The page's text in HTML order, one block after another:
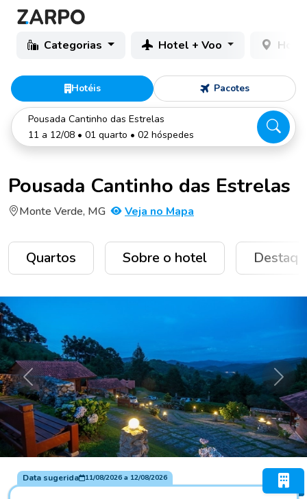
Categorias Hotel + Voo
Hotéis Pacotes
Pousada Cantinho das Estrelas
11 a 12/08 • 01 quarto • 02 hóspedes
Pousada Cantinho das Estrelas
Monte Verde, MG Veja no Mapa
Quartos Sobre o hotel
Anterior
Data sugerida 11/08/2026a 12/08/2026